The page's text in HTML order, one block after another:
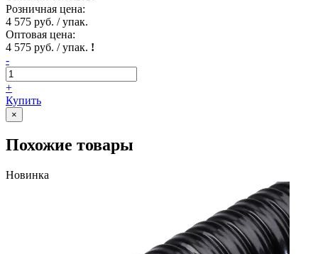
Розничная цена:
4 575 руб. / упак.
Оптовая цена:
4 575 руб. / упак. !
-
+
Купить
×
Похожие товары
Новинка